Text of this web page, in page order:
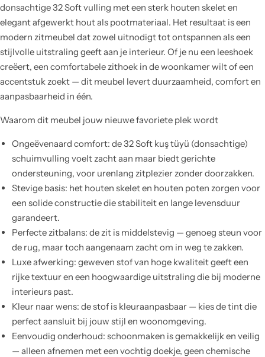
donsachtige 32 Soft vulling met een sterk houten skelet en
elegant afgewerkt hout als pootmateriaal. Het resultaat is een
modern zitmeubel dat zowel uitnodigt tot ontspannen als een
stijlvolle uitstraling geeft aan je interieur. Of je nu een leeshoek
creëert, een comfortabele zithoek in de woonkamer wilt of een
accentstuk zoekt — dit meubel levert duurzaamheid, comfort en
aanpasbaarheid in één.
Waarom dit meubel jouw nieuwe favoriete plek wordt
Ongeëvenaard comfort: de 32 Soft kuş tüyü (donsachtige)
schuimvulling voelt zacht aan maar biedt gerichte
ondersteuning, voor urenlang zitplezier zonder doorzakken.
Stevige basis: het houten skelet en houten poten zorgen voor
een solide constructie die stabiliteit en lange levensduur
garandeert.
Perfecte zitbalans: de zit is middelstevig — genoeg steun voor
de rug, maar toch aangenaam zacht om in weg te zakken.
Luxe afwerking: geweven stof van hoge kwaliteit geeft een
rijke textuur en een hoogwaardige uitstraling die bij moderne
interieurs past.
Kleur naar wens: de stof is kleuraanpasbaar — kies de tint die
perfect aansluit bij jouw stijl en woonomgeving.
Eenvoudig onderhoud: schoonmaken is gemakkelijk en veilig
— alleen afnemen met een vochtig doekje, geen chemische